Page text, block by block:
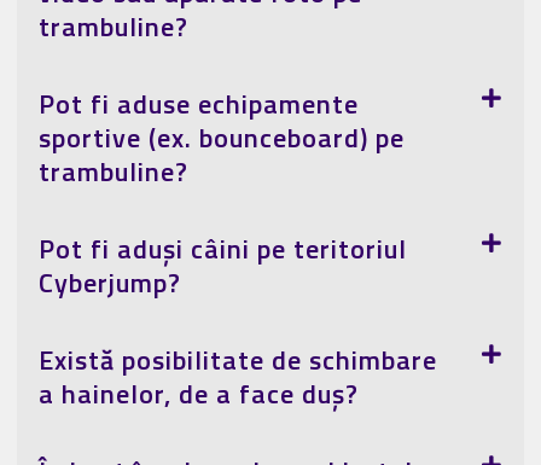
trambuline?
Pot fi aduse echipamente
sportive (ex. bounceboard) pe
trambuline?
Pot fi aduși câini pe teritoriul
Cyberjump?
Există posibilitate de schimbare
a hainelor, de a face duș?